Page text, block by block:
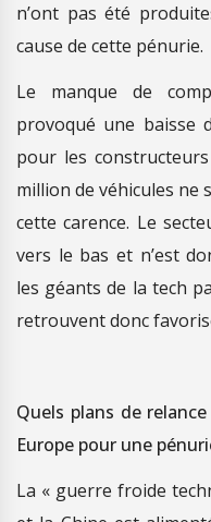
n’ont pas été
cause de cette pénurie.
Le manque de
provoqué une baisse
pour les
million de véhicules ne
cette carence. Le
vers le bas et n’est
les géants de la tech
retrouvent donc
Quels plans de
Europe pour une
La « guerre froide